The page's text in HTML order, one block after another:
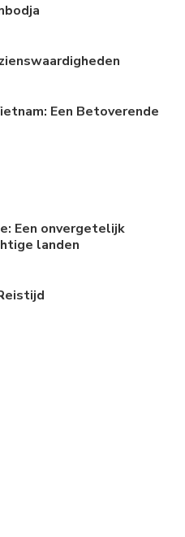
Een Betoverende
Een onvergetelijk
landen